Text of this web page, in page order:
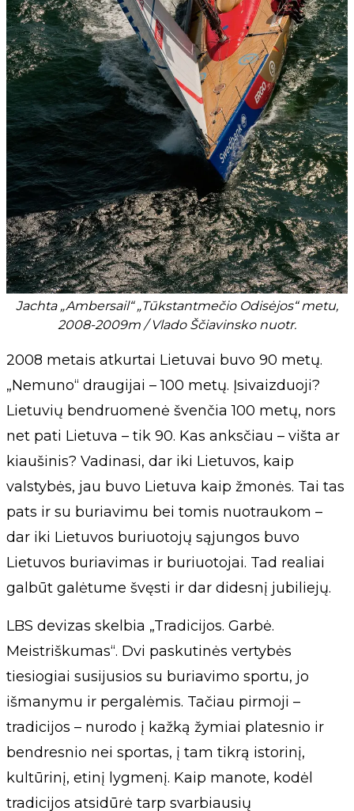
Jachta „Ambersail“ „Tūkstantmečio Odisėjos“ metu,
2008-2009m / Vlado Ščiavinsko nuotr.
2008 metais atkurtai Lietuvai buvo 90 metų.
„Nemuno“ draugijai – 100 metų. Įsivaizduoji?
Lietuvių bendruomenė švenčia 100 metų, nors
net pati Lietuva – tik 90. Kas anksčiau – višta ar
kiaušinis? Vadinasi, dar iki Lietuvos, kaip
valstybės, jau buvo Lietuva kaip žmonės. Tai tas
pats ir su buriavimu bei tomis nuotraukom –
dar iki Lietuvos buriuotojų sąjungos buvo
Lietuvos buriavimas ir buriuotojai. Tad realiai
galbūt galėtume švęsti ir dar didesnį jubiliejų.
LBS devizas skelbia „Tradicijos. Garbė.
Meistriškumas“. Dvi paskutinės vertybės
tiesiogiai susijusios su buriavimo sportu, jo
išmanymu ir pergalėmis. Tačiau pirmoji –
tradicijos – nurodo į kažką žymiai platesnio ir
bendresnio nei sportas, į tam tikrą istorinį,
kultūrinį, etinį lygmenį. Kaip manote, kodėl
tradicijos atsidūrė tarp svarbiausių